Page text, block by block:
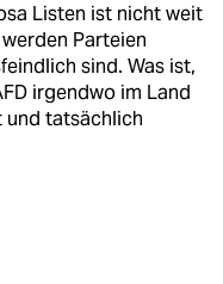
Listen ist nicht weit
Parteien
sind. Was ist,
irgendwo im Land
und tatsächlich